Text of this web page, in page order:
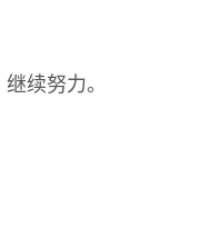
续努力。